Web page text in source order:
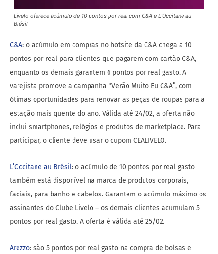
Livelo oferece acúmulo de 10 pontos por real com C&A e L’Occitane au
Brésil
C&A: o acúmulo em compras no hotsite da C&A chega a 10
pontos por real para clientes que pagarem com cartão C&A,
enquanto os demais garantem 6 pontos por real gasto. A
varejista promove a campanha “Verão Muito Eu C&A”, com
ótimas oportunidades para renovar as peças de roupas para a
estação mais quente do ano. Válida até 24/02, a oferta não
inclui smartphones, relógios e produtos de marketplace. Para
participar, o cliente deve usar o cupom CEALIVELO.
L’Occitane au Brésil: o acúmulo de 10 pontos por real gasto
também está disponível na marca de produtos corporais,
faciais, para banho e cabelos. Garantem o acúmulo máximo os
assinantes do Clube Livelo – os demais clientes acumulam 5
pontos por real gasto. A oferta é válida até 25/02.
Arezzo: são 5 pontos por real gasto na compra de bolsas e